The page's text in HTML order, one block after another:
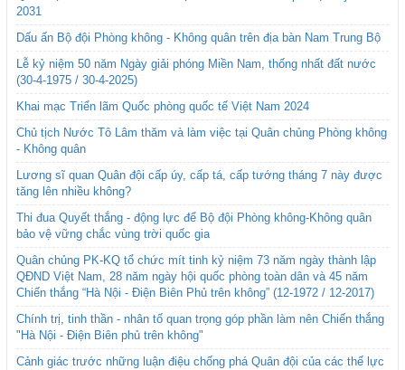
2031
Dấu ấn Bộ đội Phòng không - Không quân trên địa bàn Nam Trung Bộ
Lễ kỷ niệm 50 năm Ngày giải phóng Miền Nam, thống nhất đất nước
(30-4-1975 / 30-4-2025)
Khai mạc Triển lãm Quốc phòng quốc tế Việt Nam 2024
Chủ tịch Nước Tô Lâm thăm và làm việc tại Quân chủng Phòng không
- Không quân
Lương sĩ quan Quân đội cấp úy, cấp tá, cấp tướng tháng 7 này được
tăng lên nhiều không?
Thi đua Quyết thắng - động lực để Bộ đội Phòng không-Không quân
bảo vệ vững chắc vùng trời quốc gia
Quân chủng PK-KQ tổ chức mít tinh kỷ niệm 73 năm ngày thành lập
QĐND Việt Nam, 28 năm ngày hội quốc phòng toàn dân và 45 năm
Chiến thắng “Hà Nội - Điện Biên Phủ trên không” (12-1972 / 12-2017)
Chính trị, tinh thần - nhân tố quan trọng góp phần làm nên Chiến thắng
"Hà Nội - Điện Biên phủ trên không"
Cảnh giác trước những luận điệu chống phá Quân đội của các thế lực